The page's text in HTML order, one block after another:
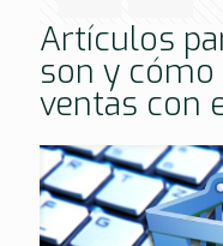
Artículos
son y
ventas con